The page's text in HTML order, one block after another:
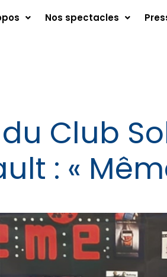
Nos spectacles
Club
: «